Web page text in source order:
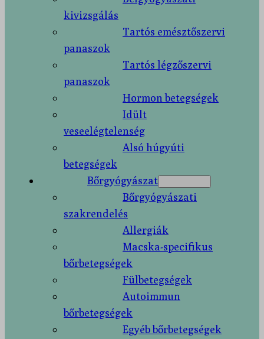
kivizsgálás
Tartós emésztőszervi
panaszok
Tartós légzőszervi
panaszok
Hormon betegségek
Idült
veseelégtelenség
Alsó húgyúti
betegségek
Bőrgyógyászat
Bőrgyógyászati
szakrendelés
Allergiák
Macska-specifikus
bőrbetegségek
Fülbetegségek
Autoimmun
bőrbetegségek
Egyéb bőrbetegségek